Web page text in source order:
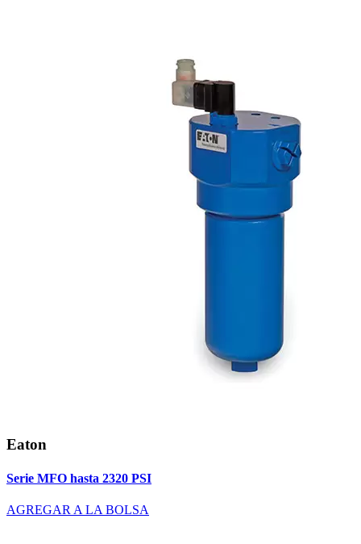
Eaton
Serie MFO hasta 2320 PSI
AGREGAR A LA BOLSA